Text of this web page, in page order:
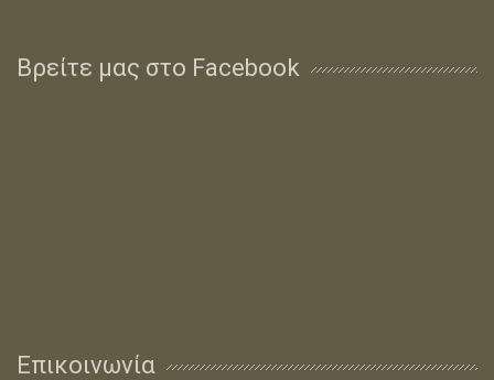
Βρείτε μας στο Facebook
Επικοινωνία